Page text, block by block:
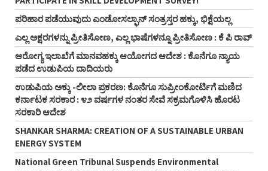
ಪರಿಹಾರ ಪಡೆಯುವುದು ಎಂಡೋಸಲ್ಫಾನ್‌ ಸಂತ್ರಸ್ತರ ಹಕ್ಕು, ಭಿಕ್ಷೆಯಲ್ಲ
ಎಲ್ಲ ಅಕ್ಷರಗಳನ್ನು ಪ್ರೀತಿಸೋಣ, ಎಲ್ಲ ಭಾಷೆಗಳನ್ನೂ ಪ್ರೀತಿಸೋಣ : ಕೆ ಪಿ ರಾವ್‌
ಆರೋಗ್ಯ ಇಲಾಖೆಗೆ ಮಾನವಹಕ್ಕು ಆಯೋಗದ ಆದೇಶ : ಕೊನೆಗೂ ನ್ಯಾಯ
ಪಡೆದ ಉಡುಪಿಯ ದಾದಿಯರು
ಉಡುಪಿಯ ಅಕ್ಕು -ಲೀಲಾ ಪ್ರಕರಣ: ಕೊನೆಗೂ ಸುಪ್ರೀಂಕೋರ್ಟಿಗೆ ಮಣಿದ
ಕರ್ನಾಟಕ ಸರಕಾರ : ೪೨ ವರ್ಷಗಳ ನಂತರ ಸೇವೆ ಸಕ್ರಮಗೊಳಿಸಿ ಹೊರಟ
ಸರಕಾರಿ ಆದೇಶ
SHANKAR SHARMA: CREATION OF A SUSTAINABLE URBAN
ENERGY SYSTEM
National Green Tribunal Suspends Environmental